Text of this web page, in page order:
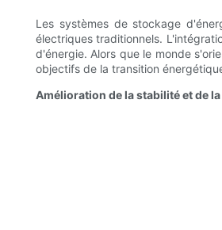
Les systèmes de stockage
électriques traditionnels.
d'énergie. Alors que le monde
objectifs de la transition
Amélioration de la stabilité et de